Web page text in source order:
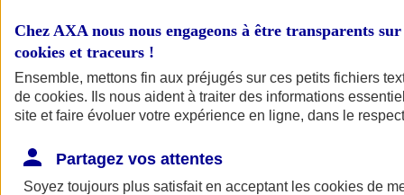
Chez AXA nous nous engageons à être transparents
cookies et traceurs !
Ensemble, mettons fin aux préjugés sur ces petits fichiers
de cookies. Ils nous aident à traiter des informations
site et faire évoluer votre expérience en ligne, dans le
Partagez vos attentes
Soyez toujours plus satisfait en acceptant les cookies de